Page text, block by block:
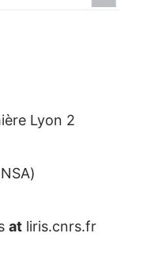
Lyon 2
at liris.cnrs.fr